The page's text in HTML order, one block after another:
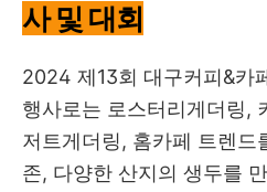
사 및 대회
2024 제13회 대구커피&카
행사로는 로스터리게더링,
저트게더링, 홈카페 트렌드
존, 다양한 산지의 생두를